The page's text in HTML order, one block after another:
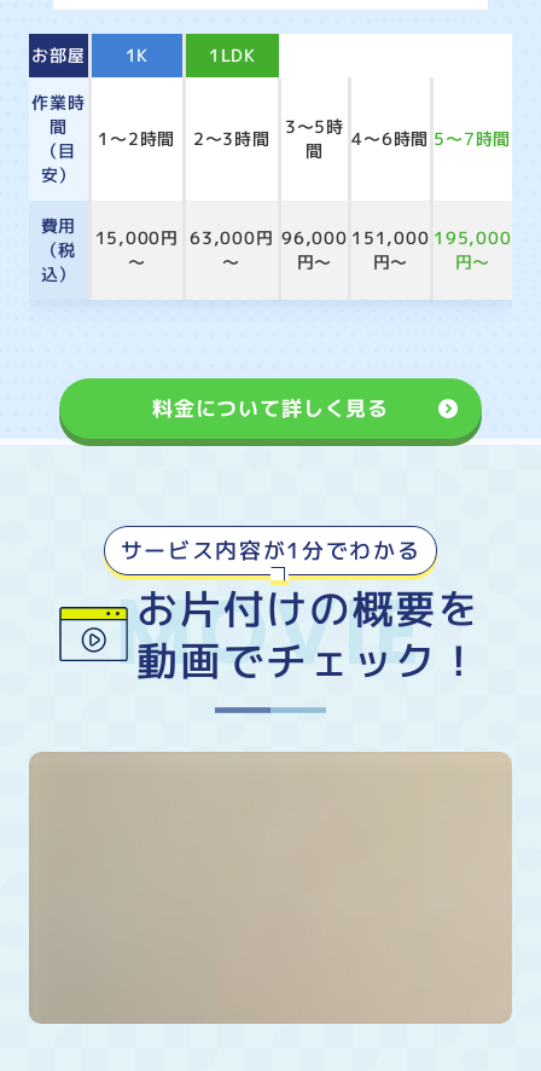
お部屋 1K 1LDK
作業時
間
（目
安）
1～2時間 2～3時間
3～5時
間
4～6時間 5～7時間
費用
（税
込）
15,000円
～
63,000円
～
96,000
円～
151,000
円～
195,000
円～
料金について詳しく見る
サービス内容が1分でわかる
お片付けの概要を
動画でチェック！